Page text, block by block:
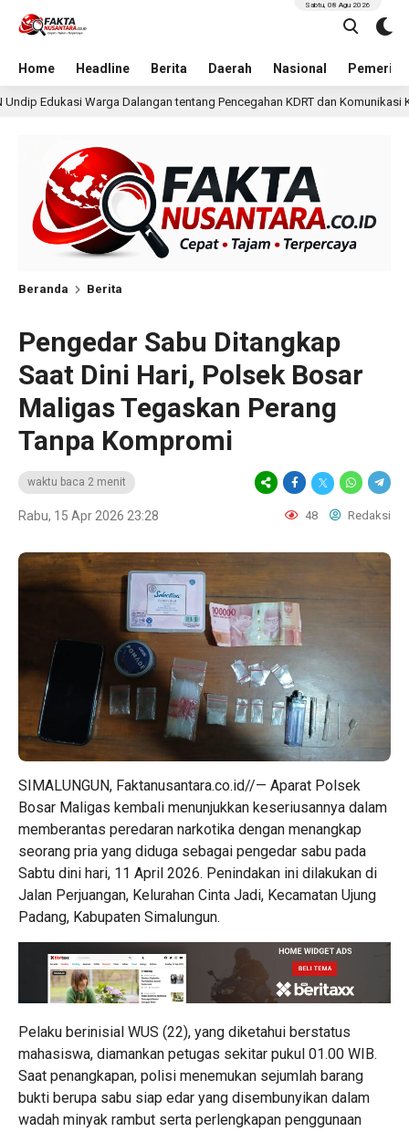
Home Headline Berita Daerah Nasional
Sabtu, 08 Agu 2026
tentang Pencegahan KDRT dan Komunikasi Keluarga 11 jam lalu
Beranda Berita
Pengedar Sabu Ditangkap
Saat Dini Hari, Polsek Bosar
Maligas Tegaskan Perang
Tanpa Kompromi
waktu baca 2 menit
Rabu, 15 Apr 2026 23:28 48 Redaksi
SIMALUNGUN, Faktanusantara.co.id//— Aparat Polsek
Bosar Maligas kembali menunjukkan keseriusannya dalam
memberantas peredaran narkotika dengan menangkap
seorang pria yang diduga sebagai pengedar sabu pada
Sabtu dini hari, 11 April 2026. Penindakan ini dilakukan di
Jalan Perjuangan, Kelurahan Cinta Jadi, Kecamatan Ujung
Padang, Kabupaten Simalungun.
Pelaku berinisial WUS (22), yang diketahui berstatus
mahasiswa, diamankan petugas sekitar pukul 01.00 WIB.
Saat penangkapan, polisi menemukan sejumlah barang
bukti berupa sabu siap edar yang disembunyikan dalam
wadah minyak rambut serta perlengkapan penggunaan